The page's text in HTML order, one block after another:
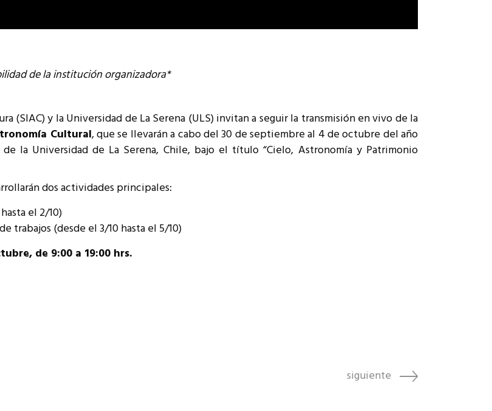
de la institución organizadora*
(SIAC) y la Universidad de La Serena (ULS) invitan a seguir la transmisión en vivo de la
Cultural, que se llevarán a cabo del 30 de septiembre al 4 de octubre del año
la Universidad de La Serena, Chile, bajo el título “Cielo, Astronomía y Patrimonio
dos actividades principales:
el 2/10)
trabajos (desde el 3/10 hasta el 5/10)
de 9:00 a 19:00 hrs.
siguiente